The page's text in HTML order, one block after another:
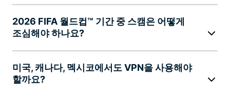
2026 FIFA 월드컵™ 기간 중 스캠은 어떻게
조심해야 하나요?
미국, 캐나다, 멕시코에서도 VPN을 사용해야
할까요?